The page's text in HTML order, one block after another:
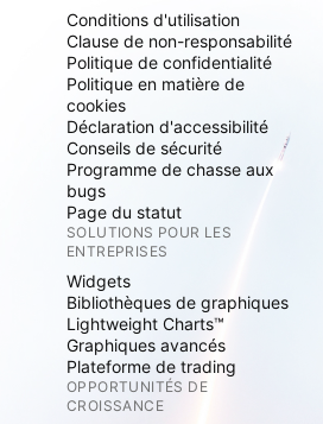
Conditions d'utilisation
Clause de non-responsabilité
Politique de confidentialité
Politique en matière de
cookies
Déclaration d'accessibilité
Conseils de sécurité
Programme de chasse aux
bugs
Page du statut
SOLUTIONS POUR LES
ENTREPRISES
Widgets
Bibliothèques de graphiques
Lightweight Charts™
Graphiques avancés
Plateforme de trading
OPPORTUNITÉS DE
CROISSANCE